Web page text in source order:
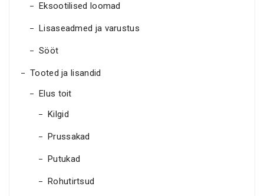
Eksootilised loomad
Lisaseadmed ja varustus
Sööt
Tooted ja lisandid
Elus toit
Kilgid
Prussakad
Putukad
Rohutirtsud